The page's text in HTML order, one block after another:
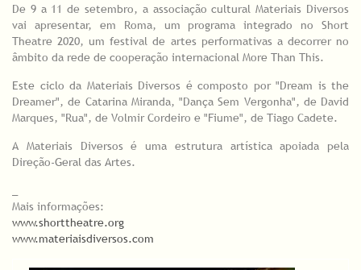
De 9 a 11 de setembro, a associação cultural Materiais Diversos
vai apresentar, em Roma, um programa integrado no Short
Theatre 2020, um festival de artes performativas a decorrer no
âmbito da rede de cooperação internacional More Than This.
Este ciclo da Materiais Diversos é composto por "Dream is the
Dreamer", de Catarina Miranda, "Dança Sem Vergonha", de David
Marques, "Rua", de Volmir Cordeiro e "Fiume", de Tiago Cadete.
A Materiais Diversos é uma estrutura artística apoiada pela
Direção-Geral das Artes.
Mais informações:
www.shorttheatre.org
www.materiaisdiversos.com